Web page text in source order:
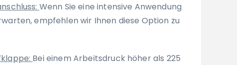
Wenn Sie eine intensive Anwendung
empfehlen wir Ihnen diese Option zu
Bei einem Arbeitsdruck höher als 225